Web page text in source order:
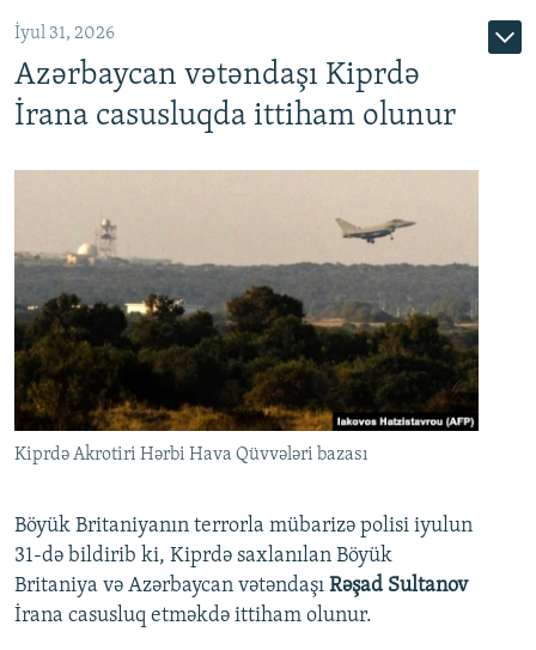
İyul 31, 2026
Azərbaycan vətəndaşı Kiprdə
İrana casusluqda ittiham olunur
Kiprdə Akrotiri Hərbi Hava Qüvvələri bazası
Böyük Britaniyanın terrorla mübarizə polisi iyulun
31-də bildirib ki, Kiprdə saxlanılan Böyük
Britaniya və Azərbaycan vətəndaşı Rəşad Sultanov
İrana casusluq etməkdə ittiham olunur.